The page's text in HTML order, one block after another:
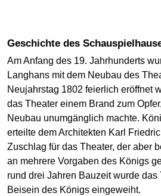
Geschichte des
Am Anfang des 19. Jahrhunderts
Langhans mit dem Neubau des
Neujahrstag 1802 feierlich eröffnet
das Theater einem Brand zum
Neubau unumgänglich machte.
erteilte dem Architekten Karl
Zuschlag für das Theater, der aber
an mehrere Vorgaben des Königs
rund drei Jahren Bauzeit wurde das
Beisein des Königs eingeweiht.